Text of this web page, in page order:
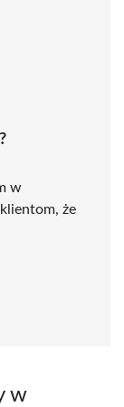
w
że
w